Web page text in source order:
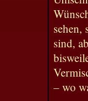
sehen,
sind,
– wo